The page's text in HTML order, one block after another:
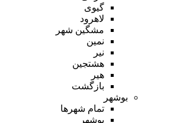
گیوی
لاهرود
مشگین شهر
نمین
نیر
هشتجین
هیر
بازگشت
بوشهر
تمام شهر‌ها
بوشهر